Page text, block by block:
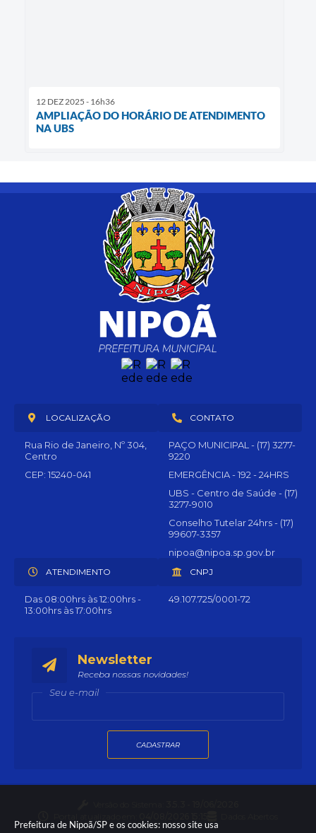
Prefeitura de Nipoã/SP e os cookies: nosso site usa
12 DEZ 2025 - 16h36
AMPLIAÇÃO DO HORÁRIO DE ATENDIMENTO
NA UBS
LOCALIZAÇÃO
Rua Rio de Janeiro, Nº 304,
Centro
CEP: 15240-041
CONTATO
PAÇO MUNICIPAL - (17) 3277-
9220
EMERGÊNCIA - 192 - 24HRS
UBS - Centro de Saúde - (17)
3277-9010
Conselho Tutelar 24hrs - (17)
99607-3357
nipoa@nipoa.sp.gov.br
ATENDIMENTO
Das 08:00hrs às 12:00hrs -
13:00hrs às 17:00hrs
CNPJ
49.107.725/0001-72
Newsletter
Receba nossas novidades!
Seu e-mail
CADASTRAR